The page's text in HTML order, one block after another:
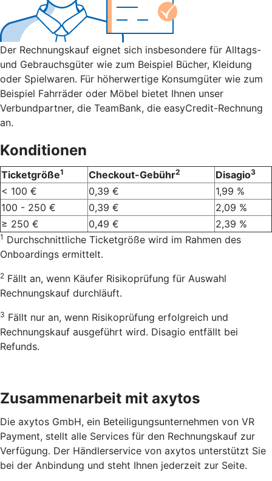
Der Rechnungskauf eignet sich insbesondere für Alltags-
und Gebrauchsgüter wie zum Beispiel Bücher, Kleidung
oder Spielwaren. Für höherwertige Konsumgüter wie zum
Beispiel Fahrräder oder Möbel bietet Ihnen unser
Verbundpartner, die TeamBank, die easyCredit-Rechnung
an.
Konditionen
Ticketgröße1 Checkout-Gebühr2 Disagio3
< 100 € 0,39 €
1,99 %
100 - 250 €
0,39 €
2,09 %
≥ 250 €
0,49 € 2,39 %
1 Durchschnittliche Ticketgröße wird im Rahmen des
Onboardings ermittelt.
2 Fällt an, wenn Käufer Risikoprüfung für Auswahl
Rechnungskauf durchläuft.
3 Fällt nur an, wenn Risikoprüfung erfolgreich und
Rechnungskauf ausgeführt wird. Disagio entfällt bei
Refunds.
Zusammenarbeit mit axytos
Die axytos GmbH, ein Beteiligungsunternehmen von VR
Payment, stellt alle Services für den Rechnungskauf zur
Verfügung. Der Händlerservice von axytos unterstützt Sie
bei der Anbindung und steht Ihnen jederzeit zur Seite.